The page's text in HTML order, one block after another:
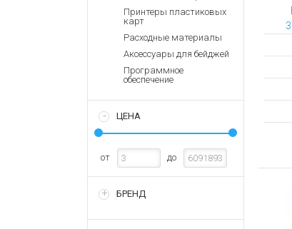
части
Принтеры пластиковых
карт
Расходные материалы
Аксессуары для бейджей
Программное
обеспечение
ЦЕНА
от до
БРЕНД